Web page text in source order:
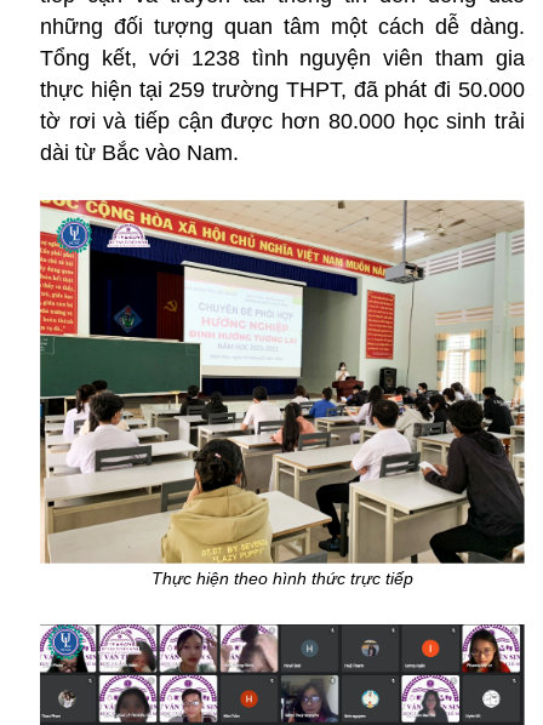
những đối tượng quan tâm một cách dễ dàng.
Tổng kết, với 1238 tình nguyện viên tham gia
thực hiện tại 259 trường THPT, đã phát đi 50.000
tờ rơi và tiếp cận được hơn 80.000 học sinh trải
dài từ Bắc vào Nam.
Thực hiện theo hình thức trực tiếp